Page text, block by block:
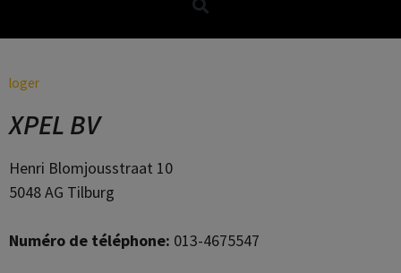
loger
XPEL BV
Henri Blomjousstraat 10
5048 AG Tilburg
Numéro de téléphone: 013-4675547